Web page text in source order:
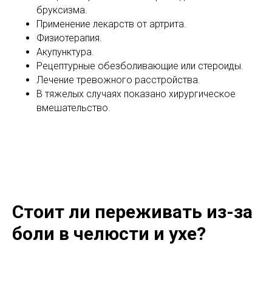
бруксизма.
Применение лекарств от артрита.
Физиотерапия.
Акупунктура.
Рецептурные обезболивающие или стероиды.
Лечение тревожного расстройства.
В тяжелых случаях показано хирургическое
вмешательство.
Стоит ли переживать из-за
боли в челюсти и ухе?